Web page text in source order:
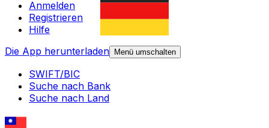
Anmelden
Registrieren
Hilfe
Die App herunterladen
Menü umschalten
SWIFT/BIC
Suche nach Bank
Suche nach Land